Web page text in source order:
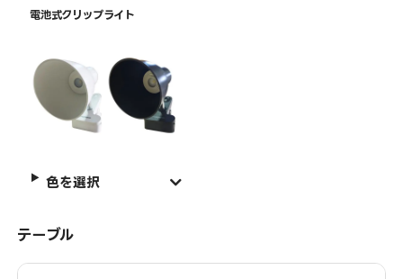
電池式クリップライト
色を選択
テーブル